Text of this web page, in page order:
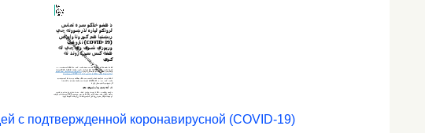
с подтвержденной коронавирусной (COVID-19)